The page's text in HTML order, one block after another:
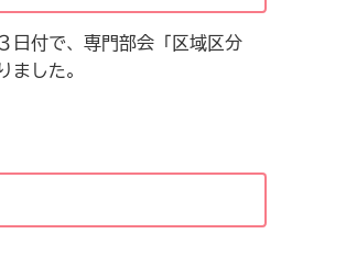
日付で、専門部会「区域区分
ました。